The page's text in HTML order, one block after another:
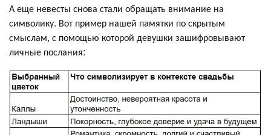
А еще невесты снова стали обращать внимание на
символику. Вот пример нашей памятки по скрытым
смыслам, с помощью которой девушки зашифровывают
личные послания: